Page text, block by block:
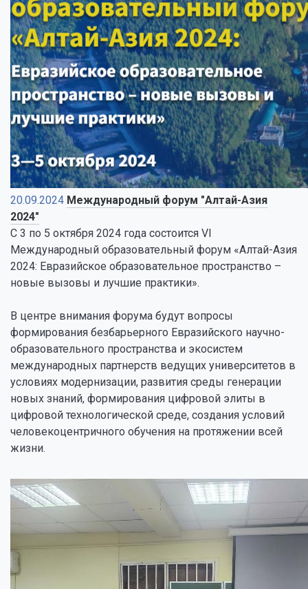
20.09.2024 Международный форум "Алтай-Азия
2024"
С 3 по 5 октября 2024 года состоится VI
Международный образовательный форум «Алтай-Азия
2024: Евразийское образовательное пространство –
новые вызовы и лучшие практики».
В центре внимания форума будут вопросы
формирования безбарьерного Евразийского научно-
образовательного пространства и экосистем
международных партнерств ведущих университетов в
условиях модернизации, развития среды генерации
новых знаний, формирования цифровой элиты в
цифровой технологической среде, создания условий
человекоцентричного обучения на протяжении всей
жизни.